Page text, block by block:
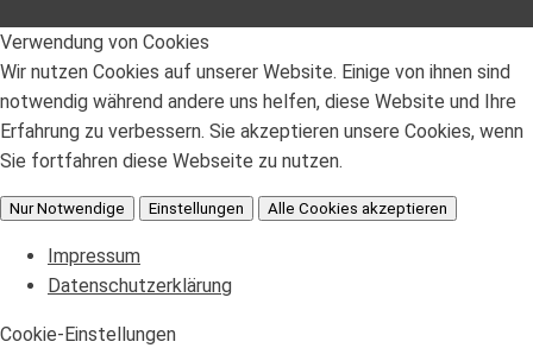
Verwendung von Cookies
Wir nutzen Cookies auf unserer Website. Einige von ihnen sind
notwendig während andere uns helfen, diese Website und Ihre
Erfahrung zu verbessern. Sie akzeptieren unsere Cookies, wenn
Sie fortfahren diese Webseite zu nutzen.
Nur Notwendige Einstellungen Alle Cookies akzeptieren
Impressum
Datenschutzerklärung
Cookie-Einstellungen